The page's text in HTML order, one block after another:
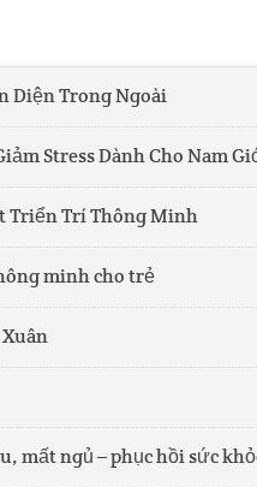
Diện Trong Ngoài
Stress Dành Cho Nam
Triển Trí Thông Minh
minh cho trẻ
mất ngủ – phục hồi sức